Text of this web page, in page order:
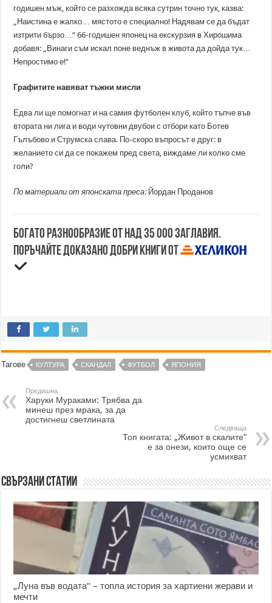
годишен мъж, който се разхожда всяка сутрин точно тук, казва:
„Наистина е жалко… мястото е специално! Надявам се да бъдат
изтрити бързо…“ 66-годишен японец на екскурзия в Хирошима
добавя: „Винаги съм искал поне веднъж в живота да дойда тук…
Непростимо е!“
Графитите навяват тъжни мисли
Едва ли ще помогнат и на самия футболен клуб, който тъпче във
втората ни лига и води чутовни двубои с отбори като Ботев
Гълъбово и Струмска слава. По-скоро въпросът е друг: в
желанието си да се покажем пред света, виждаме ли колко сме
голи?
По материали от японската преса: Йордан Проданов
Богато разнообразие от над 35 000 заглавия.
Поръчайте доказано добри книги от
Тагове КУЛТУРА СКАНДАЛ ФУТБОЛ ЯПОНИЯ
Предишна
Харуки Мураками: Трябва да
минеш през мрака, за да
достигнеш светлината
Следваща
Топ книгата: „Живот в скалите“
е за онези, които още се
усмихват
Свързани статии
„Луна във водата“ – топла история за хартиени жерави и
мечти